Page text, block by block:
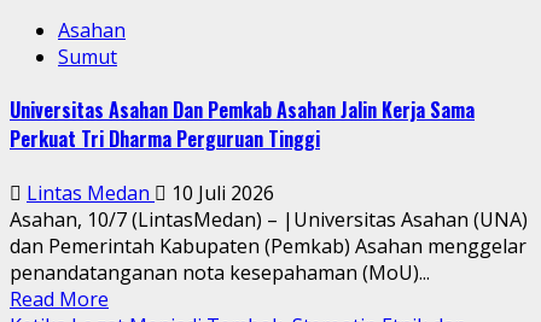
Asahan
Sumut
Universitas Asahan Dan Pemkab Asahan Jalin Kerja Sama
Perkuat Tri Dharma Perguruan Tinggi
Lintas Medan
10 Juli 2026
Asahan, 10/7 (LintasMedan) – |Universitas Asahan (UNA)
dan Pemerintah Kabupaten (Pemkab) Asahan menggelar
penandatanganan nota kesepahaman (MoU)...
Read More